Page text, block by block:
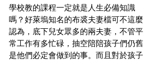
學校教的課程一定就是人生必備知識
嗎？好萊塢知名的布裘夫妻檔可不這麼
認為，底下兒女眾多的兩夫妻，不管平
常工作有多忙碌，抽空陪陪孩子們仍舊
是他們必定會做到的事。而且對於孩子